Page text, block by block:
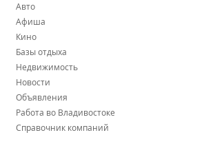
Авто
Афиша
Кино
Базы отдыха
Недвижимость
Новости
Объявления
Работа во Владивостоке
Справочник компаний